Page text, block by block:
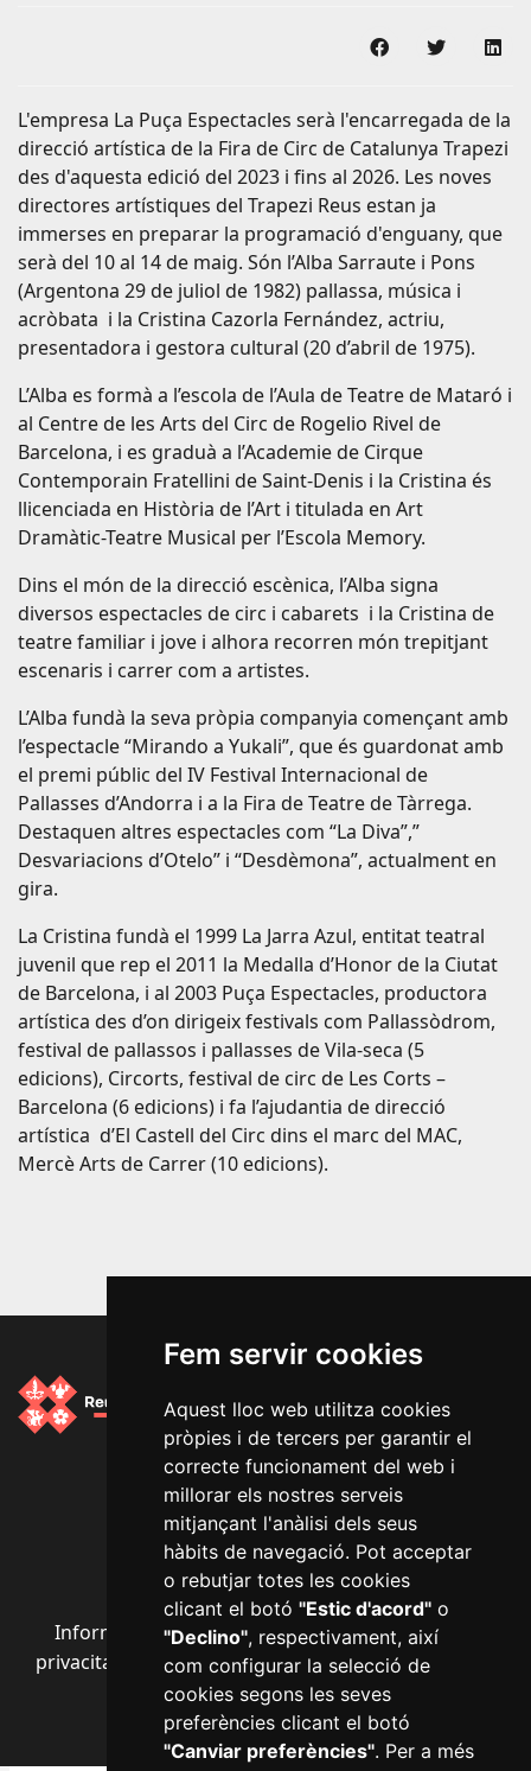
Fem servir cookies
Aquest lloc web utilitza cookies
pròpies i de tercers per garantir el
correcte funcionament del web i
millorar els nostres serveis
mitjançant l'anàlisi dels seus
hàbits de navegació. Pot acceptar
o rebutjar totes les cookies
clicant el botó "Estic d'acord"o
"Declino", respectivament, així
com configurar la selecció de
cookies segons les seves
preferències clicant el botó
"Canviar preferències". Per a més
Compartir en
L'empresa La Puça Espectacles serà l'encarregada de la
direcció artística de la Fira de Circ de Catalunya Trapezi
des d'aquesta edició del 2023 i fins al 2026. Les noves
directores artístiques del Trapezi Reus estan ja
immerses en preparar la programació d'enguany, que
serà del 10 al 14 de maig. Són l’Alba Sarraute i Pons
(Argentona 29 de juliol de 1982) pallassa, música i
acròbata i la Cristina Cazorla Fernández, actriu,
presentadora i gestora cultural (20 d’abril de 1975).
L’Alba es formà a l’escola de l’Aula de Teatre de Mataró i
al Centre de les Arts del Circ de Rogelio Rivel de
Barcelona, i es graduà a l’Academie de Cirque
Contemporain Fratellini de Saint-Denis i la Cristina és
llicenciada en Història de l’Art i titulada en Art
Dramàtic-Teatre Musical per l’Escola Memory.
Dins el món de la direcció escènica, l’Alba signa
diversos espectacles de circ i cabarets i la Cristina de
teatre familiar i jove i alhora recorren món trepitjant
escenaris i carrer com a artistes.
L’Alba fundà la seva pròpia companyia començant amb
l’espectacle “Mirando a Yukali”, que és guardonat amb
el premi públic del IV Festival Internacional de
Pallasses d’Andorra i a la Fira de Teatre de Tàrrega.
Destaquen altres espectacles com “La Diva”,”
Desvariacions d’Otelo” i “Desdèmona”, actualment en
gira.
La Cristina fundà el 1999 La Jarra Azul, entitat teatral
juvenil que rep el 2011 la Medalla d’Honor de la Ciutat
de Barcelona, i al 2003 Puça Espectacles, productora
artística des d’on dirigeix festivals com Pallassòdrom,
festival de pallassos i pallasses de Vila-seca (5
edicions), Circorts, festival de circ de Les Corts –
Barcelona (6 edicions) i fa l’ajudantia de direcció
artística d’El Castell del Circ dins el marc del MAC,
Mercè Arts de Carrer (10 edicions).
Segueix-nos a les xarxes socials
Informació bàsica RGPD·Avís legal·Política de
privacitat
Política de cookies·Accessibilitat
web·Configurar cookies